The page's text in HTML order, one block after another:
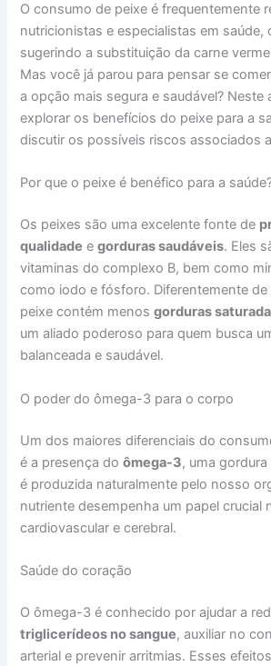
O consumo de peixe é frequentemente
nutricionistas e especialistas em saúde,
sugerindo a substituição da carne
Mas você já parou para pensar se
a opção mais segura e saudável? Neste
explorar os benefícios do peixe para a
discutir os possíveis riscos associados
Por que o peixe é benéfico para a
Os peixes são uma excelente fonte de
qualidade egorduras saudáveis. Eles
vitaminas do complexo B, bem como
como iodo e fósforo. Diferentemente de
peixe contém menosgorduras
um aliado poderoso para quem busca
balanceada e saudável.
O poder do ômega-3 para o corpo
Um dos maiores diferenciais do
é a presença doômega-3, uma
é produzida naturalmente pelo nosso
nutriente desempenha um papel crucial
cardiovascular e cerebral.
Saúde do coração
O ômega-3 é conhecido por ajudar a
triglicerídeos no sangue, auxiliar no
arterial e prevenir arritmias. Esses